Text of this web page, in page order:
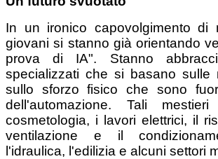
In un ironico capovolgimento di
giovani si stanno già orientando
prova di IA". Stanno
specializzati che si basano sulle
sullo sforzo fisico che sono
dell'automazione. Tali
cosmetologia, i lavori elettrici, il
ventilazione e il
l'idraulica, l'edilizia e alcuni settori